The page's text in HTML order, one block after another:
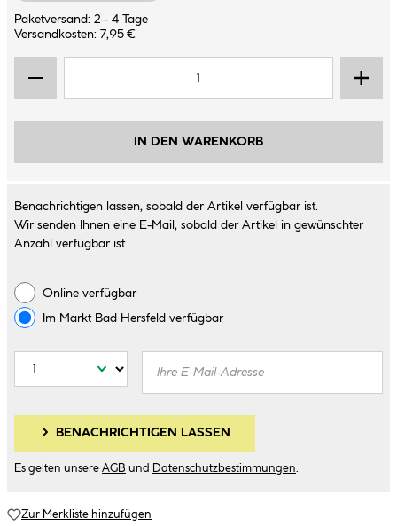
Paketversand: 2 - 4 Tage
Versandkosten: 7,95 €
IN DEN WARENKORB
Benachrichtigen lassen, sobald der Artikel verfügbar ist.
Wir senden Ihnen eine E-Mail, sobald der Artikel in gewünschter
Anzahl verfügbar ist.
Online verfügbar
Im Markt Bad Hersfeld verfügbar
BENACHRICHTIGEN LASSEN
Es gelten unsere AGB und Datenschutzbestimmungen
Zur Merkliste hinzufügen